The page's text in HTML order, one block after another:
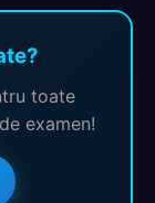
toate
examen!